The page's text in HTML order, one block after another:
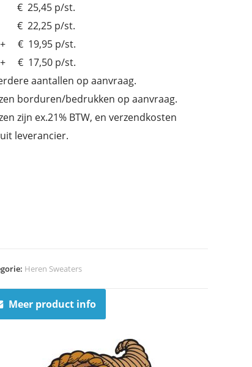
€ 25,45 p/st.
€ 22,25 p/st.
€ 19,95 p/st.
€ 17,50 p/st.
aantallen op aanvraag.
borduren/bedrukken op aanvraag.
zijn ex.21% BTW, en verzendkosten
leverancier.
Heren Sweaters
Meer product info